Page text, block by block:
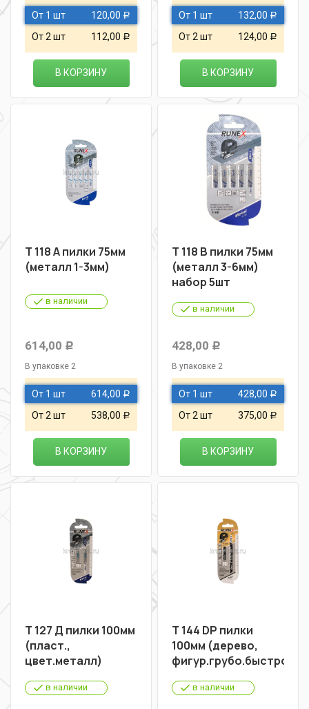
От 1 шт 120,00 Р
От 2 шт 112,00 Р
В КОРЗИНУ
От 1 шт 132,00 Р
От 2 шт 124,00 Р
В КОРЗИНУ
Т 118 А пилки 75мм
(металл 1-3мм)
в наличии
614,00 Р
В упаковке 2
От 1 шт 614,00 Р
От 2 шт 538,00 Р
В КОРЗИНУ
Т 118 В пилки 75мм
(металл 3-6мм)
набор 5шт
в наличии
428,00 Р
В упаковке 2
От 1 шт 428,00 Р
От 2 шт 375,00 Р
В КОРЗИНУ
Т 127 Д пилки 100мм
(пласт.,
цвет.металл)
в наличии
Т 144 DP пилки
100мм (дерево,
фигур.грубо.быстро)
в наличии